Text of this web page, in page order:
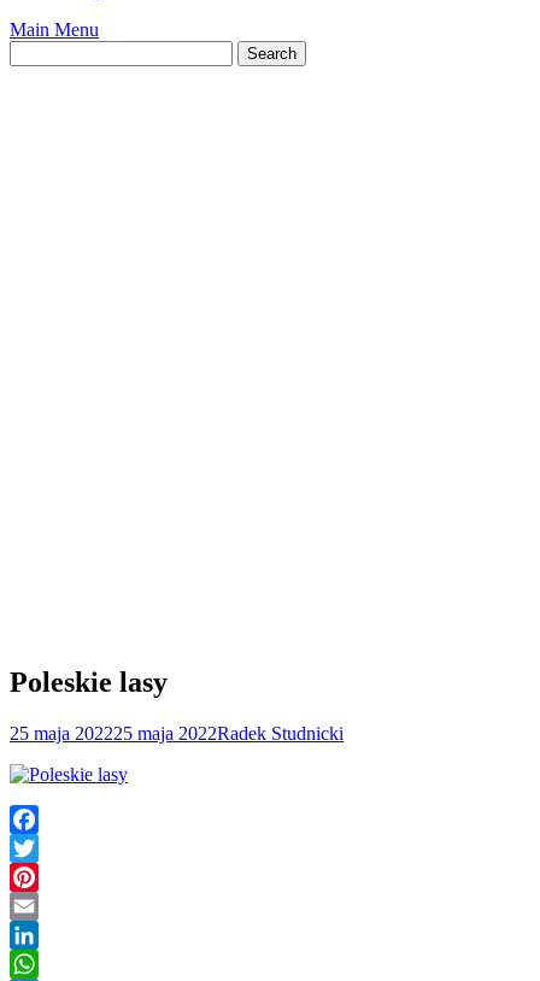
Main Menu
Poleskie lasy
25 maja 202225 maja 2022Radek Studnicki
Facebook
Twitter
Pinterest
Email
LinkedIn